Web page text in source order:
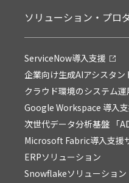
ソリューション・プロ
ServiceNow導入支援
企業向け生成AIアシスタ
クラウド環境のシステム
Google Workspace 導入
次世代データ分析基盤 「
Microsoft Fabric導入支援
ERPソリューション
Snowflakeソリューション